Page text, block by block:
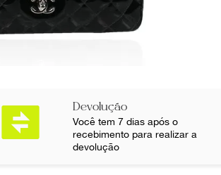
Devolução
Você tem 7 dias após o
recebimento para realizar a
devolução